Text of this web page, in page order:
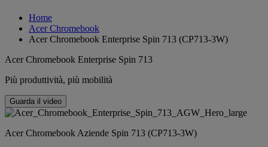
Home
Acer Chromebook
Acer Chromebook Enterprise Spin 713 (CP713-3W)
Acer Chromebook Enterprise Spin 713
Più produttività, più mobilità
Guarda il video
Acer Chromebook Aziende Spin 713 (CP713-3W)